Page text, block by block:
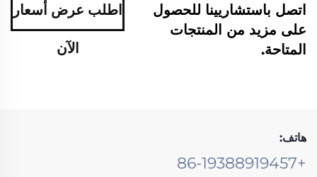
اتصل باستشاريينا للحصول
على مزيد من المنتجات
المتاحة.
اطلب عرض أسعار
الآن
هاتف:
+86-19388919457